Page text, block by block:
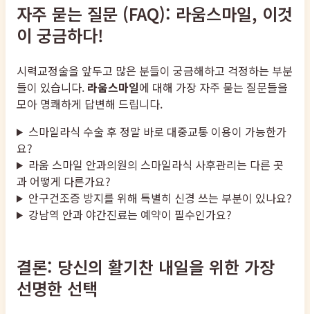
자주 묻는 질문 (FAQ): 라움스마일, 이것
이 궁금하다!
시력교정술을 앞두고 많은 분들이 궁금해하고 걱정하는 부분
들이 있습니다. 라움스마일에 대해 가장 자주 묻는 질문들을
모아 명쾌하게 답변해 드립니다.
스마일라식 수술 후 정말 바로 대중교통 이용이 가능한가
요?
라움 스마일 안과의원의 스마일라식 사후관리는 다른 곳
과 어떻게 다른가요?
안구건조증 방지를 위해 특별히 신경 쓰는 부분이 있나요?
강남역 안과 야간진료는 예약이 필수인가요?
결론: 당신의 활기찬 내일을 위한 가장
선명한 선택